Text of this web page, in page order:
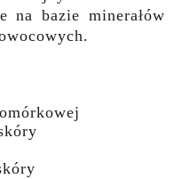
na bazie minerałów